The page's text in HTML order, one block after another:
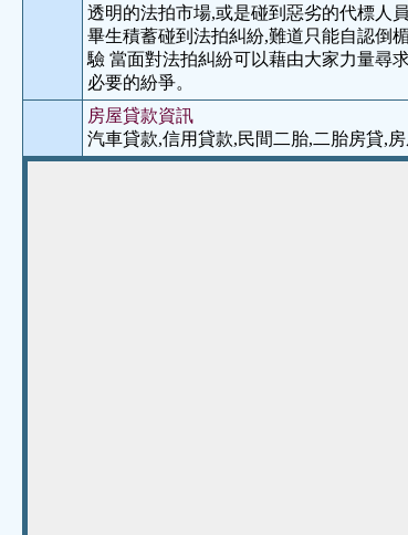
透明的法拍市場,或是碰到惡劣的代標人
畢生積蓄碰到法拍糾紛,難道只能自認倒
驗 當面對法拍糾紛可以藉由大家力量尋
必要的紛爭。
房屋貸款資訊
汽車貸款,信用貸款,民間二胎,二胎房貸,